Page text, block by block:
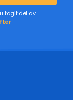
tagit del av